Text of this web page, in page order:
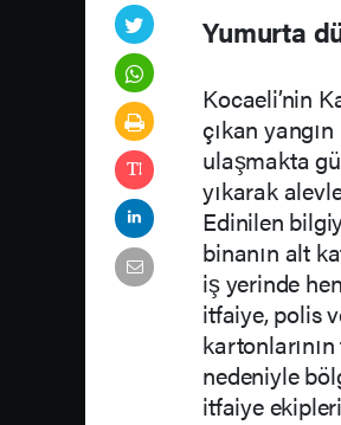
Yumurta
Kocaeli’nin
çıkan
ulaşmakta
yıkarak
Edinilen
binanın alt
iş yerinde
itfaiye, polis
nedeniyle
itfaiye